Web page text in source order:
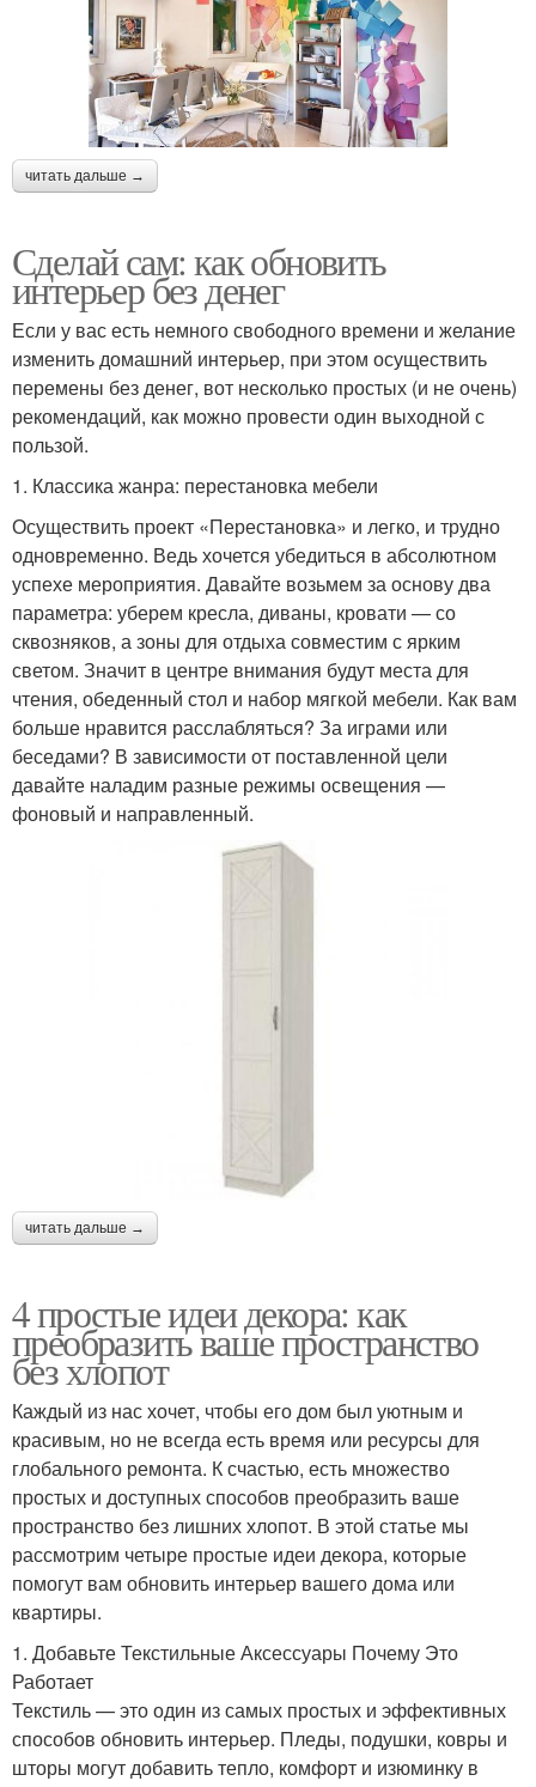
читать дальше →
Сделай сам: как обновить
интерьер без денег
Если у вас есть немного свободного времени и желание
изменить домашний интерьер, при этом осуществить
перемены без денег, вот несколько простых (и не очень)
рекомендаций, как можно провести один выходной с
пользой.
1. Классика жанра: перестановка мебели
Осуществить проект «Перестановка» и легко, и трудно
одновременно. Ведь хочется убедиться в абсолютном
успехе мероприятия. Давайте возьмем за основу два
параметра: уберем кресла, диваны, кровати — со
сквозняков, а зоны для отдыха совместим с ярким
светом. Значит в центре внимания будут места для
чтения, обеденный стол и набор мягкой мебели. Как вам
больше нравится расслабляться? За играми или
беседами? В зависимости от поставленной цели
давайте наладим разные режимы освещения —
фоновый и направленный.
читать дальше →
4 простые идеи декора: как
преобразить ваше пространство
без хлопот
Каждый из нас хочет, чтобы его дом был уютным и
красивым, но не всегда есть время или ресурсы для
глобального ремонта. К счастью, есть множество
простых и доступных способов преобразить ваше
пространство без лишних хлопот. В этой статье мы
рассмотрим четыре простые идеи декора, которые
помогут вам обновить интерьер вашего дома или
квартиры.
1. Добавьте Текстильные Аксессуары Почему Это
Работает
Текстиль — это один из самых простых и эффективных
способов обновить интерьер. Пледы, подушки, ковры и
шторы могут добавить тепло, комфорт и изюминку в